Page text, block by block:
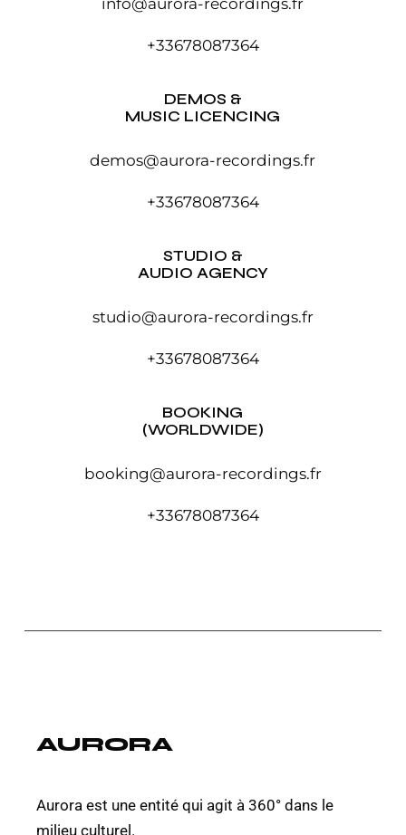
info@aurora-recordings.fr
+33678087364
DEMOS &
MUSIC LICENCING
demos@aurora-recordings.fr
+33678087364
STUDIO &
AUDIO AGENCY
studio@aurora-recordings.fr
+33678087364
BOOKING
(WORLDWIDE)
booking@aurora-recordings.fr
+33678087364
AURORA
Aurora est une entité qui agit à 360° dans le
milieu culturel.